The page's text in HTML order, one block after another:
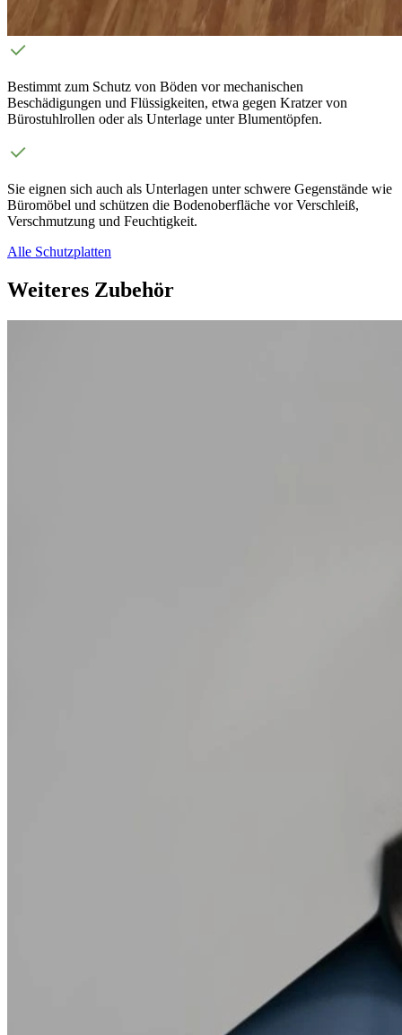
Bestimmt zum Schutz von Böden vor mechanischen
Beschädigungen und Flüssigkeiten, etwa gegen Kratzer von
Bürostuhlrollen oder als Unterlage unter Blumentöpfen.
Sie eignen sich auch als Unterlagen unter schwere Gegenstände wie
Büromöbel und schützen die Bodenoberfläche vor Verschleiß,
Verschmutzung und Feuchtigkeit.
Alle Schutzplatten
Weiteres Zubehör